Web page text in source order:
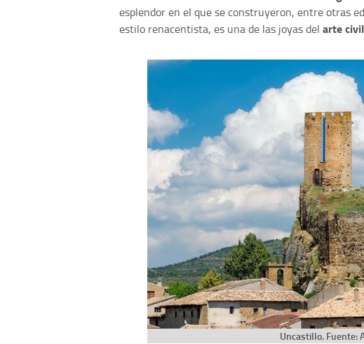
esplendor en el que se construyeron, entre otras
estilo renacentista, es una de las joyas del arte civil
Uncastillo. Fuente: